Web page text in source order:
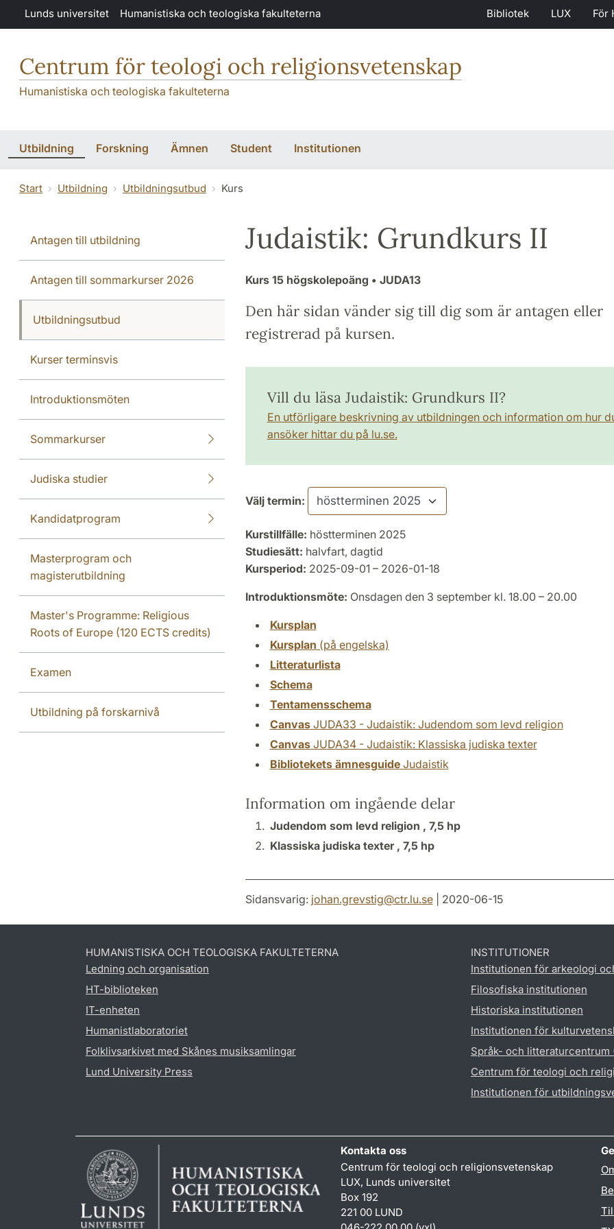
Hoppa till huvudinnehåll
Lunds universitet Humanistiska och teologiska fakulteterna Bibliotek LUX För
Centrum för teologi och religionsvetenskap
Humanistiska och teologiska fakulteterna
Utbildning Forskning Ämnen Student Institutionen
Start Utbildning Utbildningsutbud Kurs
Antagen till utbildning
Antagen till sommarkurser 2026
Utbildningsutbud
Kurser terminsvis
Introduktionsmöten
Sommarkurser
Judiska studier
Kandidatprogram
Masterprogram och
magisterutbildning
Master's Programme: Religious
Roots of Europe (120 ECTS credits)
Examen
Utbildning på forskarnivå
Judaistik: Grundkurs II
Kurs 15 högskolepoäng • JUDA13
Den här sidan vänder sig till dig som är antagen eller
registrerad på kursen.
Vill du läsa Judaistik: Grundkurs II?
En utförligare beskrivning av utbildningen och information om hur
ansöker hittar du på lu.se.
Välj termin:
Kurstillfälle: höstterminen 2025
Studiesätt: halvfart, dagtid
Kursperiod: 2025-09-01 – 2026-01-18
Introduktionsmöte: Onsdagen den 3 september kl. 18.00 – 20.00
Kursplan
Kursplan (på engelska)
Litteraturlista
Schema
Tentamensschema
CanvasJUDA33 - Judaistik: Judendom som levd religion
CanvasJUDA34 - Judaistik: Klassiska judiska texter
Bibliotekets ämnesguideJudaistik
Information om ingående delar
Judendom som levd religion , 7,5 hp
Klassiska judiska texter , 7,5 hp
Sidansvarig: johan.grevstig@ctr.lu.se| 2020-06-15
HUMANISTISKA OCH TEOLOGISKA FAKULTETERNA
Ledning och organisation
HT-biblioteken
IT-enheten
Humanistlaboratoriet
Folklivsarkivet med Skånes musiksamlingar
Lund University Press
INSTITUTIONER
Institutionen för arkeologi
Filosofiska institutionen
Historiska institutionen
Institutionen för
Språk- och litteraturcentrum
Centrum för teologi och
Institutionen för
Kontakta oss
Centrum för teologi och religionsvetenskap
LUX, Lunds universitet
Box 192
221 00 LUND